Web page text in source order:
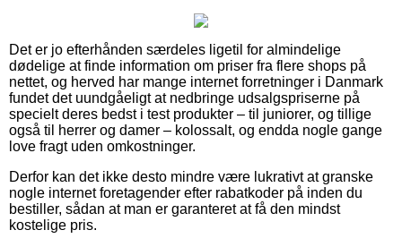
Det er jo efterhånden særdeles ligetil for almindelige
dødelige at finde information om priser fra flere shops på
nettet, og herved har mange internet forretninger i Danmark
fundet det uundgåeligt at nedbringe udsalgspriserne på
specielt deres bedst i test produkter – til juniorer, og tillige
også til herrer og damer – kolossalt, og endda nogle gange
love fragt uden omkostninger.
Derfor kan det ikke desto mindre være lukrativt at granske
nogle internet foretagender efter rabatkoder på inden du
bestiller, sådan at man er garanteret at få den mindst
kostelige pris.